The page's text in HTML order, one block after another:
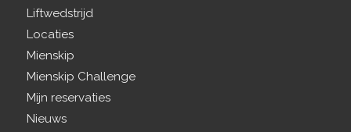
Liftwedstrijd
Locaties
Mienskip
Mienskip Challenge
Mijn reservaties
Nieuws